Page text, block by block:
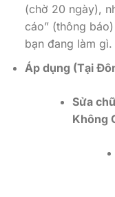
(chờ 20 ngày),
cáo” (thông
bạn đang làm gì.
Áp dụng (Tại
Sửa
Không